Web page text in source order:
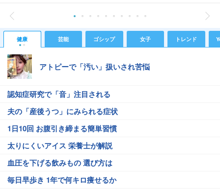
健康 芸能 ゴシップ 女子 トレンド
アトピーで「汚い」扱いされ苦悩
認知症研究で「音」注目される
夫の「産後うつ」にみられる症状
1日10回 お腹引き締まる簡単習慣
太りにくいアイス 栄養士が解説
血圧を下げる飲みもの 選び方は
毎日早歩き 1年で何キロ痩せるか